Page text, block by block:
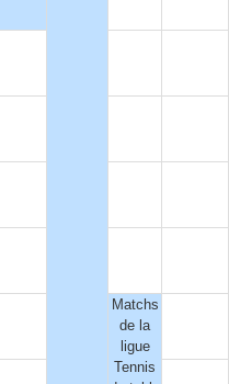
Matchs
de la
ligue
Tennis